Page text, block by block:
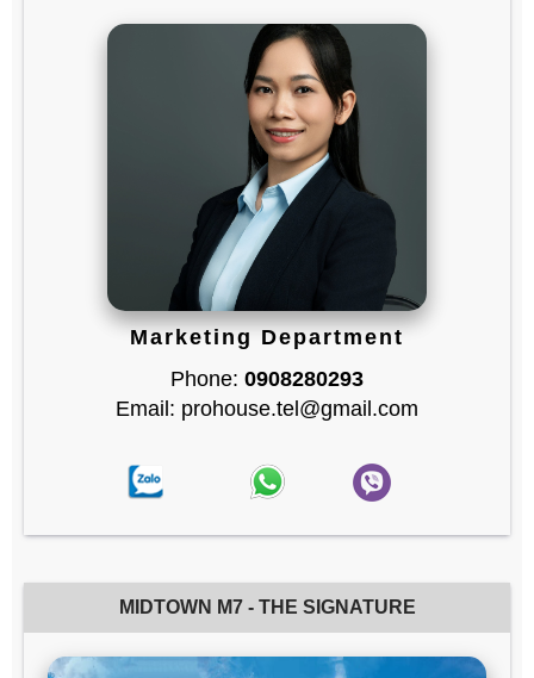
Marketing Department
Phone: 0908280293
Email: prohouse.tel@gmail.com
MIDTOWN M7 - THE SIGNATURE